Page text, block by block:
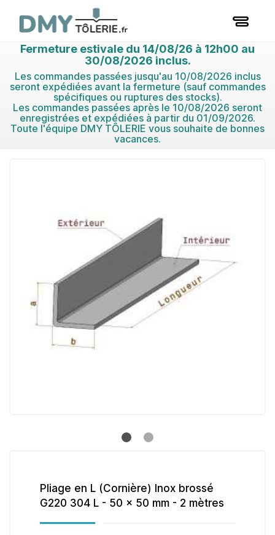
Fermeture estivale du 14/08/26 à 12h00 au
30/08/2026 inclus.
Les commandes passées jusqu'au 10/08/2026 inclus
seront expédiées avant la fermeture (sauf commandes
spécifiques ou ruptures des stocks).
Les commandes passées après le 10/08/2026 seront
enregistrées et expédiées à partir du 01/09/2026.
Toute l'équipe DMY TÔLERIE vous souhaite de bonnes
vacances.
Pliage en L (Cornière) Inox brossé
G220 304 L - 50 x 50 mm - 2 mètres